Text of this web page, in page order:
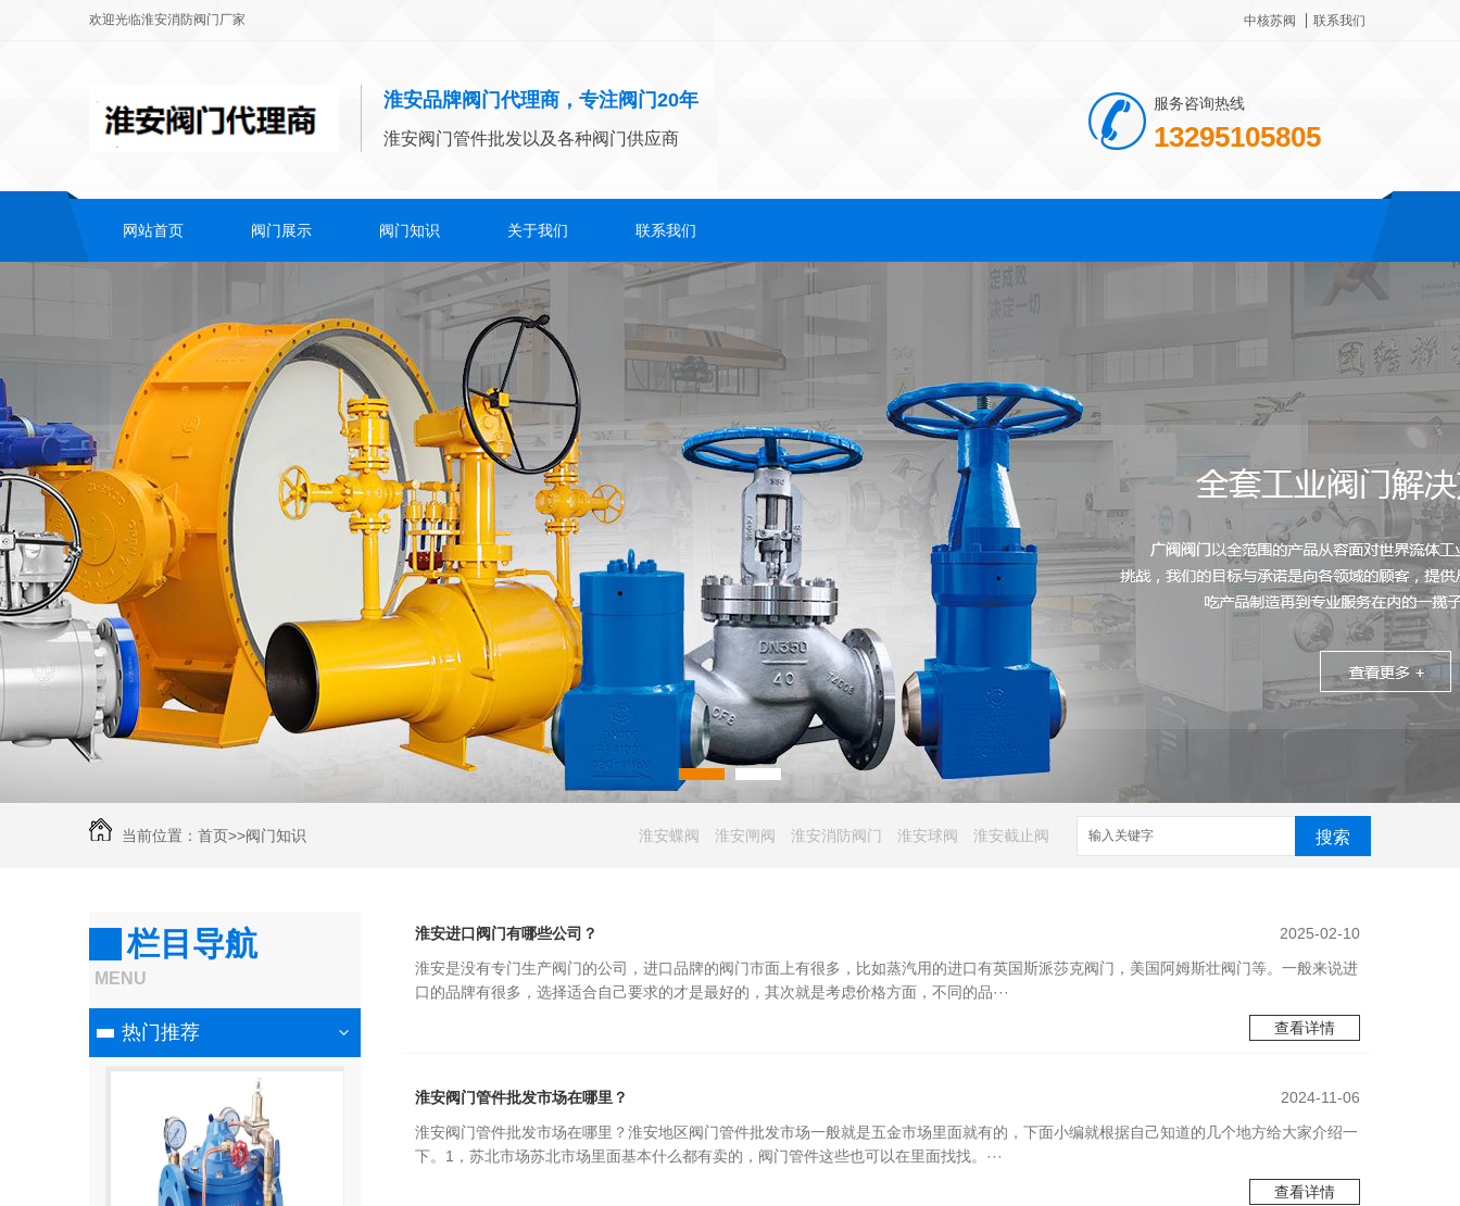
欢迎光临淮安消防阀门厂家 中核苏阀 联系我们
淮安品牌阀门代理商，专注阀门20年
淮安阀门管件批发以及各种阀门供应商
服务咨询热线
13295105805
网站首页 阀门展示 阀门知识 关于我们 联系我们
当前位置： 首页>>阀门知识 搜索
淮安蝶阀 淮安闸阀 淮安消防阀门 淮安球阀 淮安截止阀
栏目导航
MENU
热门推荐
2025-02-10
淮安进口阀门有哪些公司？
淮安是没有专门生产阀门的公司，进口品牌的阀门市面上有很多，比如蒸汽用的进口有英国斯派莎克阀门，美国阿姆斯壮阀门等。一般来说进
口的品牌有很多，选择适合自己要求的才是最好的，其次就是考虑价格方面，不同的品···
查看详情
2024-11-06
淮安阀门管件批发市场在哪里？
淮安阀门管件批发市场在哪里？淮安地区阀门管件批发市场一般就是五金市场里面就有的，下面小编就根据自己知道的几个地方给大家介绍一
下。1，苏北市场苏北市场里面基本什么都有卖的，阀门管件这些也可以在里面找找。···
查看详情